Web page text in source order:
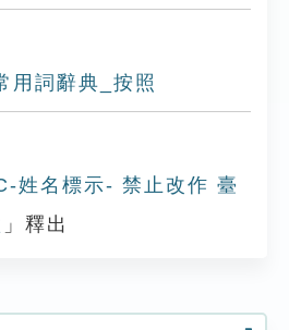
用詞辭典_按照
姓名標示- 禁止改作 臺
」釋出